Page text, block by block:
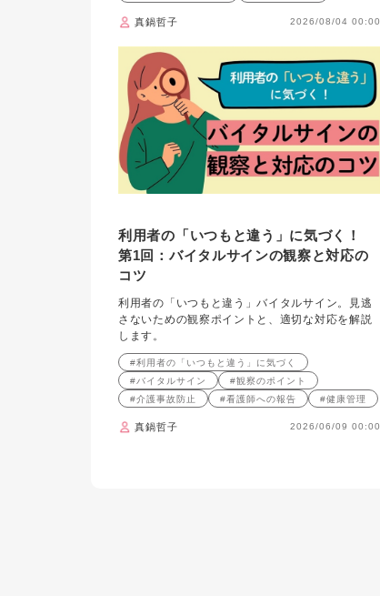
真鍋哲子 2026/08/04 00:00
利用者の「いつもと違う」に気づく！
第1回：バイタルサインの観察と対応の
コツ
利用者の「いつもと違う」バイタルサイン。見逃
さないための観察ポイントと、適切な対応を解説
します。
#利用者の「いつもと違う」に気づく
#バイタルサイン
#観察のポイント
#介護事故防止
#看護師への報告 #健康管理
真鍋哲子 2026/06/09 00:00